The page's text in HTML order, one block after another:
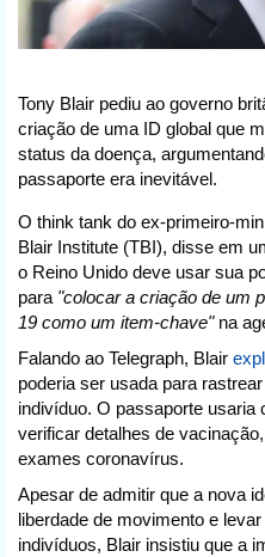
Tony Blair pediu ao governo
criação de uma ID global que
status da doença,
passaporte era inevitável.
O think tank do ex-primeiro-
Blair Institute (TBI), disse em
o Reino Unido deve usar sua
para "colocar a criação de um
19 como um item-chave"na
Falando ao Telegraph, Blair
poderia ser usada para
indivíduo. O passaporte
verificar detalhes de
exames coronavírus.
Apesar de admitir que a nova
liberdade de movimento e
indivíduos, Blair insistiu que a